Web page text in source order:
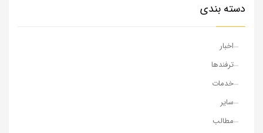
دسته بندی
اخبار
ترفندها
خدمات
سایر
مطالب